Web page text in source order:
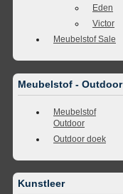
Eden
Victor
Meubelstof Sale
Meubelstof - Outdoor
Meubelstof
Outdoor
Outdoor doek
Kunstleer